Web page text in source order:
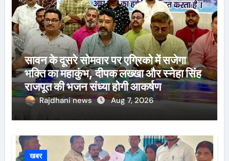
सावन के दूसरे सोमवार पर एग्रिको में सजेगा
भक्ति का महाकुंभ, दीपक लख्खा और स्नेहा सिंह
राजपूत की भजन संध्या होगी आकर्षण
Rajdhani news Aug 7, 2026
खबर